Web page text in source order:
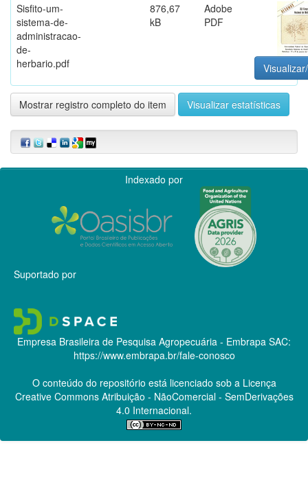
Sisfito-um-
sistema-de-
administracao-
de-
herbario.pdf
876,67
kB
Adobe
PDF
Mostrar registro completo do item Visualizar estatísticas
Indexado por
Suportado por
Empresa Brasileira de Pesquisa Agropecuária - Embrapa SAC:
https://www.embrapa.br/fale-conosco
O conteúdo do repositório está licenciado sob a Licença
Creative CommonsAtribuição - NãoComercial - SemDerivações
4.0 Internacional.